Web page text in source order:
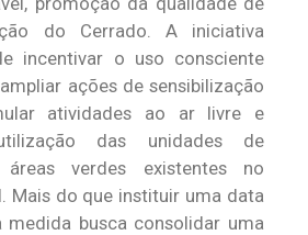
do Cerrado. A iniciativa
incentivar o uso consciente
ações de sensibilização
atividades ao ar livre e
das unidades de
áreas verdes existentes no
Mais do que instituir uma data
medida busca consolidar uma